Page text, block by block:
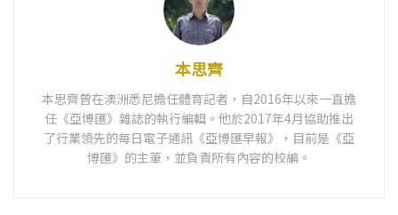
本思齊
本思齊曾在澳洲悉尼擔任體育記者，自2016年以來一直擔
任《亞博匯》雜誌的執行編輯。他於2017年4月協助推出
了行業領先的每日電子通訊《亞博匯早報》，目前是《亞
博匯》的主筆，並負責所有內容的校編。